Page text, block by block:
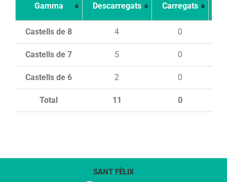
Gamma Descarregats Carregats
Total 11 0
Castells de 8 4 0
Castells de 7 5 0
Castells de 6 2 0
SANT FÈLIX